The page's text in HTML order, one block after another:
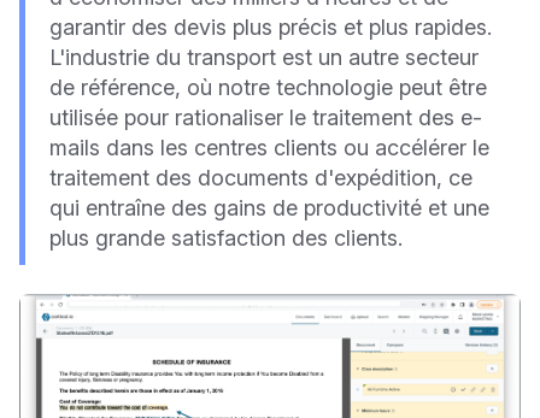
garantir des devis plus précis et plus rapides.
L'industrie du transport est un autre secteur
de référence, où notre technologie peut être
utilisée pour rationaliser le traitement des e-
mails dans les centres clients ou accélérer le
traitement des documents d'expédition, ce
qui entraîne des gains de productivité et une
plus grande satisfaction des clients.